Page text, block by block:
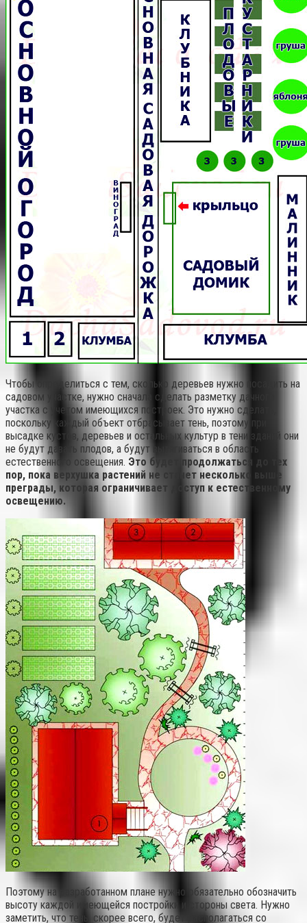
Чтобы определиться с тем, сколько деревьев нужно посадить на
садовом участке, нужно сначала сделать разметку дачного
участка с учетом имеющихся построек. Это нужно сделать,
поскольку каждый объект отбрасывает тень, поэтому при
высадке кустов, деревьев и остальных культур в тени зданий они
не будут давать плодов, а будут вытягиваться в область
естественного освещения. Это будет продолжаться до тех
пор, пока верхушка растений не станет несколько выше
преграды, которая ограничивает доступ к естественному
освещению.
Поэтому на разработанном плане нужно обязательно обозначить
высоту каждой имеющейся постройки и стороны света. Нужно
заметить, что тень, скорее всего, будет располагаться со